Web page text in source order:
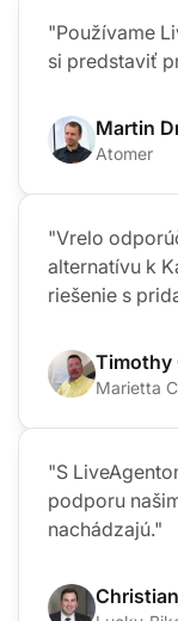
"Používame
si predstaviť
Martin
Atomer
"Vrelo
alternatívu k
riešenie s
Timothy
Marietta
"S
podporu
nachádzajú."